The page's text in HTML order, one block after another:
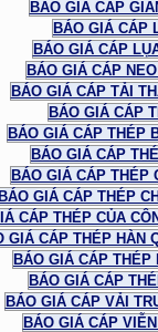
BÁO GIÁ CÁP
BÁO GIÁ CÁP
BÁO GIÁ CÁP
BÁO GIÁ CÁP
BÁO GIÁ CÁP TẢI
BÁO GIÁ CÁP
BÁO GIÁ CÁP THÉP
BÁO GIÁ CÁP
BÁO GIÁ CÁP THÉP
GIÁ CÁP THÉP
CÁP THÉP CỦA
GIÁ CÁP THÉP HÀN
BÁO GIÁ CÁP THÉP
BÁO GIÁ CÁP
BÁO GIÁ CÁP VẢI
BÁO GIÁ CÁP